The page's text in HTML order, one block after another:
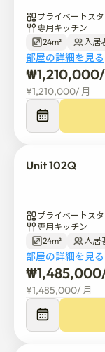
簡単アクセス:
建国大学:約27分
漢陽大学:約28分
東国大学:約31分
江南駅、カロス
コンビニや市場
鶴洞公園も近く
🛋️内容
各部屋には独立
いています。
含まれる項目は
ベッド 🛏️
プライベートス
専用キッチン
24m²
入居
部屋の詳細を見る
₩1,210,000/
¥1,210,000/ 月
Unit 102Q
プライベートス
専用キッチン
24m²
入居
部屋の詳細を見る
₩1,485,000
¥1,485,000/ 月